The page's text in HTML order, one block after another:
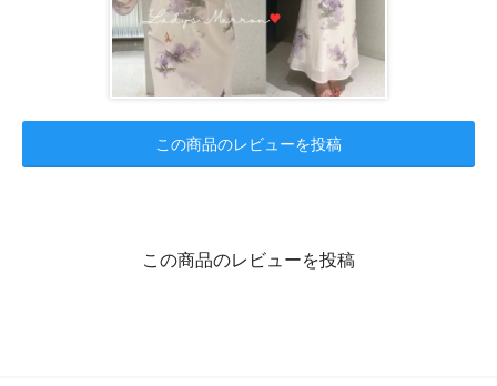
この商品のレビューを投稿
この商品のレビューを投稿